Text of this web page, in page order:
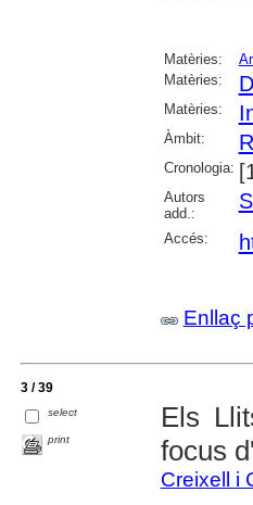
Matèries:
Matèries:
Matèries:
Àmbit:
Cronologia:
Autors
add.:
Accés:
Enllaç
3 / 39
select
print
Els
focus
Creixell i